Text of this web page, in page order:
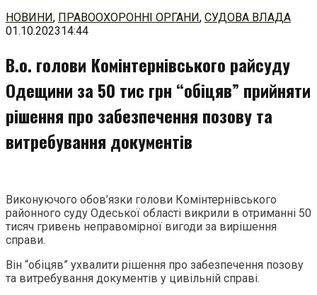
Перейти
до
НОВИНИ, ПРАВООХОРОННІ ОРГАНИ, СУДОВА ВЛАДА
01.10.202314:44
В.о. голови Комінтернівського райсуду
Одещини за 50 тис грн “обіцяв” прийняти
рішення про забезпечення позову та
витребування документів
Виконуючого обов’язки голови Комінтернівського
районного суду Одеської області викрили в отриманні 50
тисяч гривень неправомірної вигоди за вирішення
справи.
Він “обіцяв” ухвалити рішення про забезпечення позову
та витребування документів у цивільній справі.